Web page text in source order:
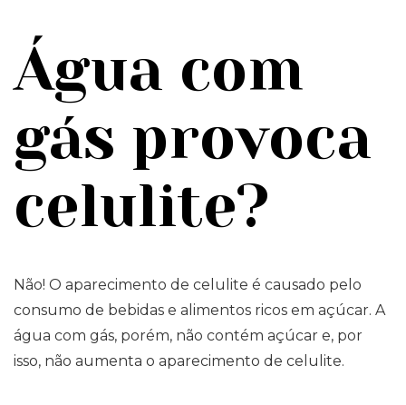
Água com
gás provoca
celulite?
Não! O aparecimento de celulite é causado pelo
consumo de bebidas e alimentos ricos em açúcar. A
água com gás, porém, não contém açúcar e, por
isso, não aumenta o aparecimento de celulite.